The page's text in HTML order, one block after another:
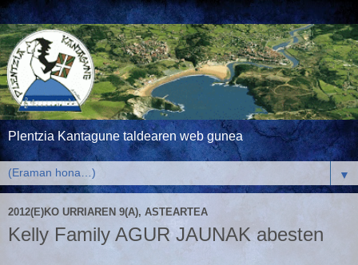
Plentzia Kantagune taldearen web gunea
▼
2012(E)KO URRIAREN 9(A), ASTEARTEA
Kelly Family AGUR JAUNAK abesten